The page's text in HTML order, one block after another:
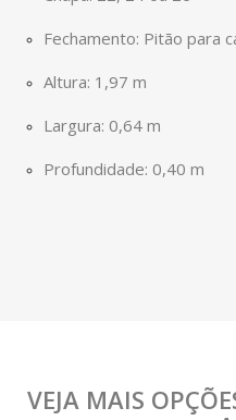
Fechamento: Pitão para
Altura: 1,97 m
Largura: 0,64 m
Profundidade: 0,40 m
VEJA MAIS